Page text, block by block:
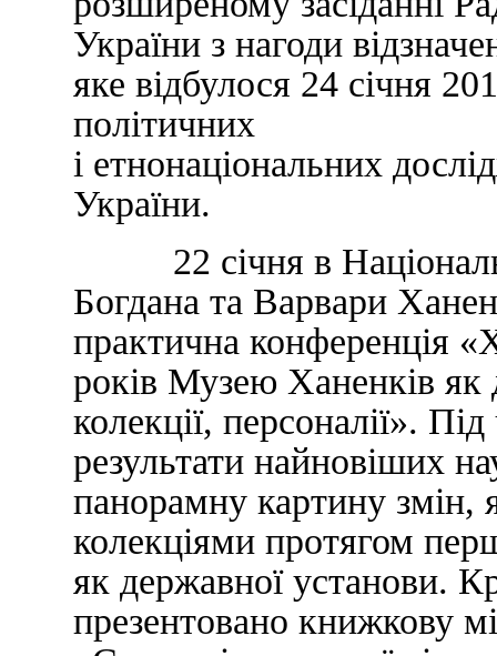
України з нагоди
яке відбулося 24 січня
політичних
і етнонаціональних
України.
22 січня в
Богдана та Варвари
практична конференція
років Музею Ханенків як
колекції, персоналії».
результати найновіших
панорамну картину змін,
колекціями протягом
як державної установи.
презентовано книжкову